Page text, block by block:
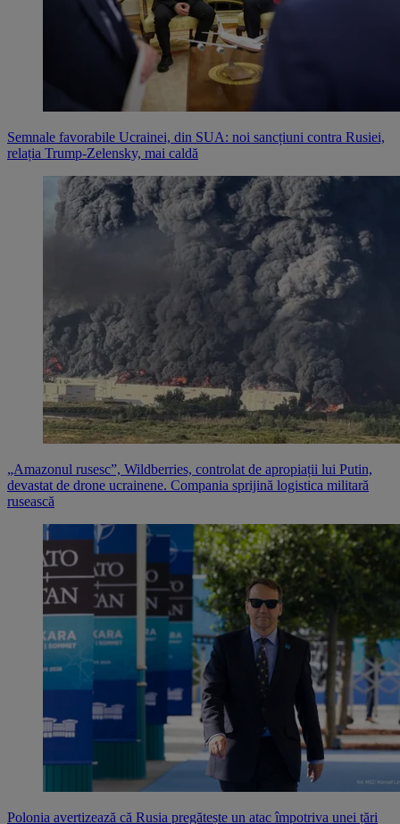
Semnale favorabile Ucrainei, din SUA: noi sancțiuni contra Rusiei,
relația Trump-Zelensky, mai caldă
„Amazonul rusesc”, Wildberries, controlat de apropiații lui Putin,
devastat de drone ucrainene. Compania sprijină logistica militară
rusească
Polonia avertizează că Rusia pregătește un atac împotriva unei țări